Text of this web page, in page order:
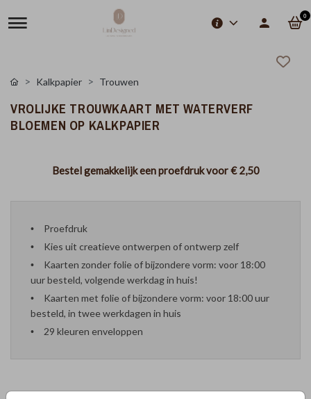
0
Kalkpapier Trouwen
VROLIJKE TROUWKAART MET WATERVERF
BLOEMEN OP KALKPAPIER
Bestel gemakkelijk een proefdruk voor€ 2,50
Proefdruk
Kies uit creatieve ontwerpen of ontwerp zelf
Kaarten zonder folie of bijzondere vorm: voor 18:00
uur besteld, volgende werkdag in huis!
Kaarten met folie of bijzondere vorm: voor 18:00 uur
besteld, in twee werkdagen in huis
29 kleuren enveloppen